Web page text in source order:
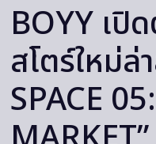
BOYY เปิ
สโตร์ใหม่ล่
SPACE